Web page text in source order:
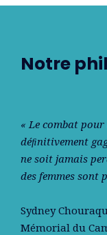
Notre
« Le combat
déﬁnitivement
ne soit jamais
des femmes sont
Sydney
Mémorial du